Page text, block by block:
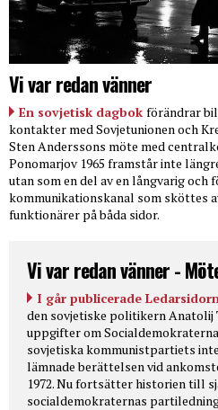
Vi var redan vänner
En sovjetisk dagbok förändrar
kontakter med Sovjetunionen och
Sten Anderssons möte med
Ponomarjov 1965 framstår inte
utan som en del av en långvarig
kommunikationskanal som sköttes
funktionärer på båda sidor.
Vi var redan vänner -
I går publicerade
den sovjetiske politikern Anatolij
uppgifter om
sovjetiska kommunistpartiets
lämnade berättelsen vid
1972. Nu fortsätter historien till
socialdemokraternas